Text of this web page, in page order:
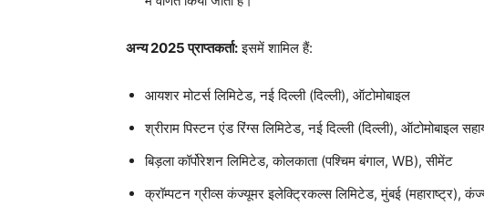
अन्य 2025 प्राप्तकर्ता:इसमें शामिल हैं:
आयशर मोटर्स लिमिटेड, नई दिल्ली (दिल्ली), ऑटोमोबाइल
श्रीराम पिस्टन एंड रिंग्स लिमिटेड, नई दिल्ली (दिल्ली), ऑटोमोबाइल
बिड़ला कॉर्पोरेशन लिमिटेड, कोलकाता (पश्चिम बंगाल, WB), सीमेंट
क्रॉम्पटन ग्रीव्स कंज्यूमर इलेक्ट्रिकल्स लिमिटेड, मुंबई (महाराष्ट्र),